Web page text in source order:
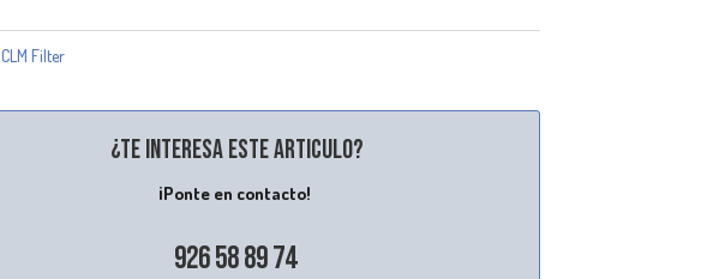
CLM Filter
¿Te interesa este articulo?
¡Ponte en contacto!
926 58 89 74